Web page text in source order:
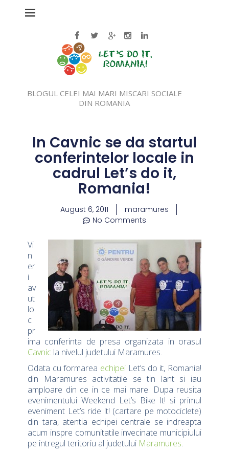
BLOGUL CELEI MAI MARI MISCARI SOCIALE
DIN ROMANIA
In Cavnic se da startul
conferintelor locale in
cadrul Let’s do it,
Romania!
August 6, 2011
maramures
No Comments
Vi
n
er
i
av
ut
lo
c
pr
ima conferinta de presa organizata in orasul
Cavnic la nivelul judetului Maramures.
Odata cu formarea echipei Let’s do it, Romania!
din Maramures activitatile se tin lant si iau
amploare din ce in ce mai mare. Dupa reusita
evenimentului Weekend Let’s Bike It! si primul
eveniment Let’s ride it! (cartare pe motociclete)
din tara, atentia echipei centrale se indreapta
acum inspre comunitatile invecinate municipiului
pe intregul teritoriu al judetului Maramures.